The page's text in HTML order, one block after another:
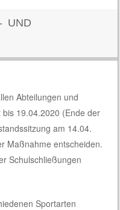
UND
Abteilungen und
19.04.2020 (Ende der
am 14.04.
Maßnahme entscheiden.
Schulschließungen
Sportarten